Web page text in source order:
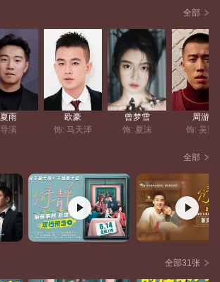
18,850 人评
列下“分手清单”，约定只有完成清单上稀奇
。分手倒计时，在执行清单的过程中，两
和各自的成长打拼经历，他们的清单任务还
全部
夏雨
导演
欧豪
饰: 马天泽
曾梦雪
饰: 夏沫
周游
饰: 吴望
全部
全部31张